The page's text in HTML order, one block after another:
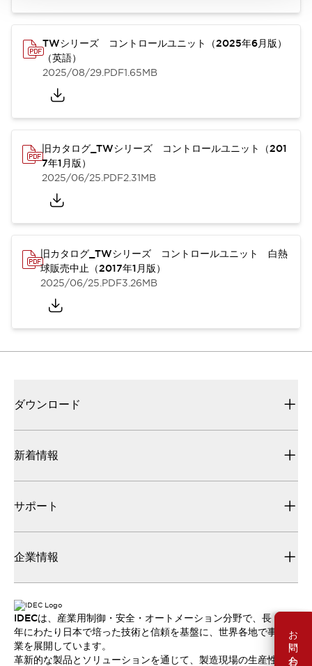
お問い合わせ
TWシリーズ コントロールユニット（2025年6月版）
（英語）
2025/08/29.PDF1.65MB
旧カタログ_TWシリーズ コントロールユニット（201
7年1月版）
2025/06/25.PDF2.31MB
旧カタログ_TWシリーズ コントロールユニット 白熱
球販売中止（2017年1月版）
2025/06/25.PDF3.26MB
ダウンロード
新着情報
サポート
企業情報
IDECは、産業用制御・安全・オートメーション分野で、長
年にわたり日本で培った技術と信頼を基盤に、世界各地で事
業を展開しています。
革新的な製品とソリューションを通じて、製造現場の生産性